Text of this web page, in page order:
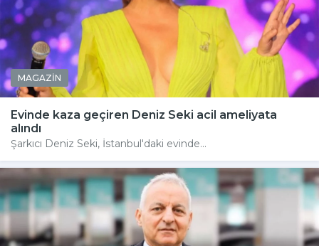
MAGAZİN
Evinde kaza geçiren Deniz Seki acil ameliyata
alındı
Şarkıcı Deniz Seki, İstanbul'daki evinde...